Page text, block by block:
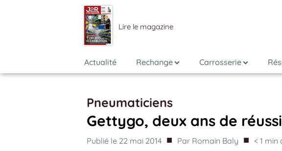
Lire le magazine
Actualité Rechange Carrosserie
Pneumaticiens
Gettygo, deux ans de
Publié le 22 mai 2014 ■ Par Romain Baly ■ < 1 min